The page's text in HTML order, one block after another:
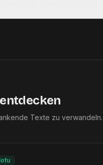
Texte zu verwandeln.